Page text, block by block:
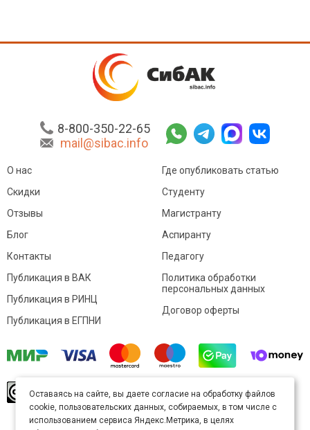
8-800-350-22-65
mail@sibac.info
О нас
Скидки
Отзывы
Блог
Контакты
Где опубликовать статью
Студенту
Магистранту
Аспиранту
Педагогу
Публикация в ВАК
Публикация в РИНЦ
Публикация в ЕГПНИ
Политика обработки
персональных данных
Договор оферты
произведение доступно полицензии Creative
Commons «Attribution» («Атрибуция») 4.0
Непортированная.
Оставаясь на сайте, вы даете согласие на обработку файлов
cookie, пользовательских данных, собираемых, в том числе с
использованием сервиса Яндекс.Метрика, в целях